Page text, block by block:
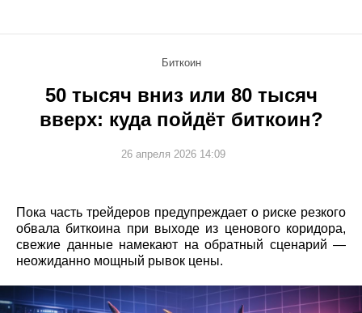
Биткоин
50 тысяч вниз или 80 тысяч
вверх: куда пойдёт биткоин?
26 апреля 2026 14:09
Пока часть трейдеров предупреждает о риске резкого
обвала биткоина при выходе из ценового коридора,
свежие данные намекают на обратный сценарий —
неожиданно мощный рывок цены.